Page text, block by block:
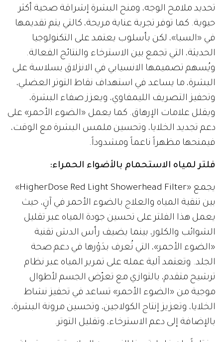
تحديد ملامح الوجه، ومنح البشرة إشراقة صحية أكثر
حيوية. كما توفر تجربة عناية مريحة، كالتي يتم تقديمها
في «السبا»، لكن بأسلوب يعتمد على التكنولوجيا
الحديثة، التي تجمع بين الاسترخاء والنتائج الفعالة.
ويُسهم تصميمها الانسيابي في الانزلاق بسلاسة على
البشرة، ما يساعد في استهداف نقاط التوتر العضلي،
وتحفيز التصريف الليمفاوي، ويعزز صفاء البشرة،
ويقلل علامات الإرهاق. كما يعمل «الضوء الأحمر» على
دعم تجديد الخلايا، وتحسين ملمس البشرة مع الوقت،
فيمنحها مظهراً ناعماً ومشدوداً.
فلتر لمياه الاستحمام بالأضواء الحمراء:
يجمع «HigherDose Red Light Showerhead Filter»
بين تنقية المياه والعلاج بالضوء الأحمر في آنٍ، حيث
يعمل هذا الفلتر على تحسين جودة المياه عبر تقليل
الشوائب والكلور، بينما يضيف رأس الدش تقنية
«الضوء الأحمر»، التي تُعرف بدَوْرها في دعم صحة
الجلد. وتعتمد آلية عمله على تمرير المياه عبر نظام
ترشيح متقدم، بالتوازي مع تعرّض الجسم لأطوال
موجية من «الضوء الأحمر» تساعد في تحفيز نشاط
الخلايا، وتعزيز إنتاج الكولاجين، وتحسين مرونة البشرة،
بالإضافة إلى دعم الاسترخاء، وتقليل التوتر.